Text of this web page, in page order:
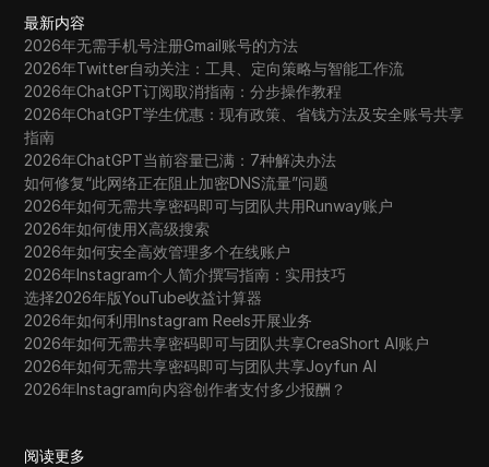
最新内容
2026年无需手机号注册Gmail账号的方法
2026年Twitter自动关注：工具、定向策略与智能工作流
2026年ChatGPT订阅取消指南：分步操作教程
2026年ChatGPT学生优惠：现有政策、省钱方法及安全账号共享
指南
2026年ChatGPT当前容量已满：7种解决办法
如何修复“此网络正在阻止加密DNS流量”问题
2026年如何无需共享密码即可与团队共用Runway账户
2026年如何使用X高级搜索
2026年如何安全高效管理多个在线账户
2026年Instagram个人简介撰写指南：实用技巧
选择2026年版YouTube收益计算器
2026年如何利用Instagram Reels开展业务
2026年如何无需共享密码即可与团队共享CreaShort AI账户
2026年如何无需共享密码即可与团队共享Joyfun AI
2026年Instagram向内容创作者支付多少报酬？
阅读更多